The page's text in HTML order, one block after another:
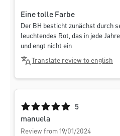
Eine tolle Farbe
Der BH besticht zunächst durch
leuchtendes Rot, das in jede
und engt nicht ein
Translate review to english
Average rating of 5 out of 5
5
manuela
Review from 19/01/2024